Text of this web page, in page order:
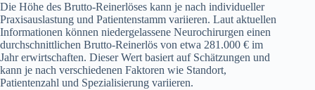
Die Höhe des Brutto-Reinerlöses kann je nach individueller
Praxisauslastung und Patientenstamm variieren. Laut aktuellen
Informationen können niedergelassene Neurochirurgen einen
durchschnittlichen Brutto-Reinerlös von etwa 281.000 € im
Jahr erwirtschaften. Dieser Wert basiert auf Schätzungen und
kann je nach verschiedenen Faktoren wie Standort,
Patientenzahl und Spezialisierung variieren.